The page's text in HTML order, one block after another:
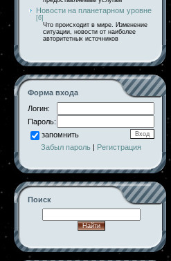
Новости на планетарном уровне
[6]
Что происходит в мире. Изменение
ситуации, новости от наиболее
авторитетных источников
Форма входа
Логин:
Пароль:
запомнить
Забыл пароль | Регистрация
Поиск